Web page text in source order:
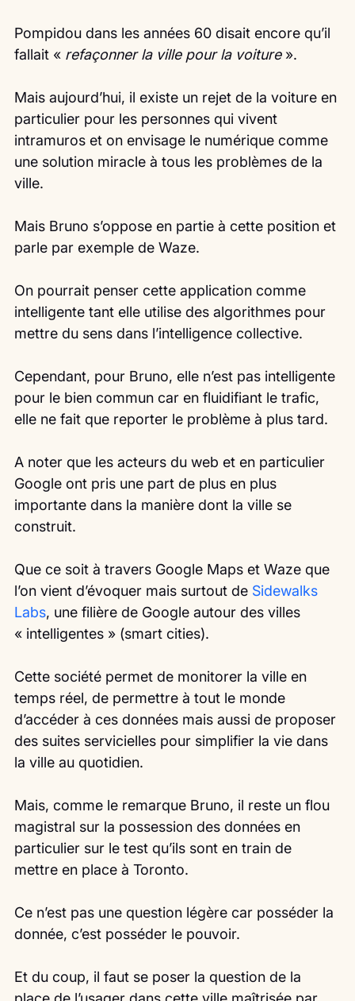
Pompidou dans les années 60 disait encore qu’il
fallait « refaçonner la ville pour la voiture ».
Mais aujourd’hui, il existe un rejet de la voiture en
particulier pour les personnes qui vivent
intramuros et on envisage le numérique comme
une solution miracle à tous les problèmes de la
ville.
Mais Bruno s’oppose en partie à cette position et
parle par exemple de Waze.
On pourrait penser cette application comme
intelligente tant elle utilise des algorithmes pour
mettre du sens dans l’intelligence collective.
Cependant, pour Bruno, elle n’est pas intelligente
pour le bien commun car en fluidifiant le trafic,
elle ne fait que reporter le problème à plus tard.
A noter que les acteurs du web et en particulier
Google ont pris une part de plus en plus
importante dans la manière dont la ville se
construit.
Que ce soit à travers Google Maps et Waze que
l’on vient d’évoquer mais surtout de Sidewalks
Labs, une filière de Google autour des villes
« intelligentes » (smart cities).
Cette société permet de monitorer la ville en
temps réel, de permettre à tout le monde
d’accéder à ces données mais aussi de proposer
des suites servicielles pour simplifier la vie dans
la ville au quotidien.
Mais, comme le remarque Bruno, il reste un flou
magistral sur la possession des données en
particulier sur le test qu’ils sont en train de
mettre en place à Toronto.
Ce n’est pas une question légère car posséder la
donnée, c’est posséder le pouvoir.
Et du coup, il faut se poser la question de la